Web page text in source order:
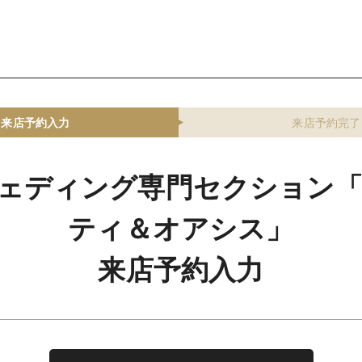
来店予約入力 来店予約完了
ディング専門セクション
ティ＆オアシス」
来店予約入力